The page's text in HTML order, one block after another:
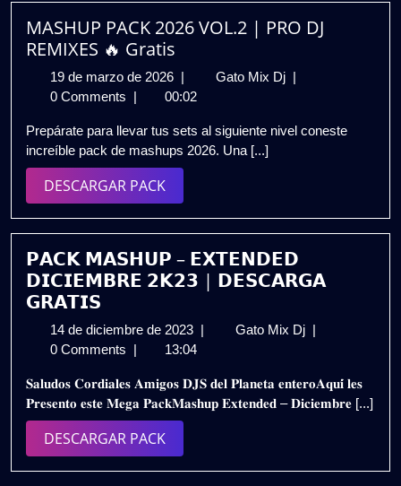
Gratis
MASHUP PACK 2026 VOL.2 | PRO DJ
REMIXES 🔥 Gratis
19 de marzo de 2026 19
de
de
2026
Gato Mix Dj MASHUP
VOL.2
REMIXES
🔥
Gratis
0 Comments
00:02
Prepárate para llevar tus sets al siguiente nivel coneste
increíble pack de mashups 2026. Una [...]
DESCARGAR PACKDESCARGAR
PACK
𝗣𝗔𝗖𝗞 𝗠𝗔𝗦𝗛𝗨𝗣 – 𝗘𝗫𝗧𝗘𝗡𝗗𝗘𝗗
𝗗𝗜𝗖𝗜𝗘𝗠𝗕𝗥𝗘 𝟮𝗞𝟮𝟯 | 𝗗𝗘𝗦𝗖𝗔𝗥𝗚𝗔
𝗚𝗥𝗔𝗧𝗜𝗦
14 de diciembre de 2023 14
de
de
2023
Gato Mix Dj 𝗣𝗔𝗖𝗞
𝗘𝗫𝗧𝗘𝗡𝗗𝗘𝗗
𝗗𝗜𝗖𝗜𝗘𝗠𝗕𝗥𝗘
𝗗𝗘𝗦𝗖𝗔𝗥𝗚𝗔
0 Comments
13:04
𝐒𝐚𝐥𝐮𝐝𝐨𝐬 𝐂𝐨𝐫𝐝𝐢𝐚𝐥𝐞𝐬 𝐀𝐦𝐢𝐠𝐨𝐬 𝐃𝐉𝐒 𝐝𝐞𝐥 𝐏𝐥𝐚𝐧𝐞𝐭𝐚 𝐞𝐧𝐭𝐞𝐫𝐨𝐀𝐪𝐮𝐢́ 𝐥𝐞𝐬
𝐏𝐫𝐞𝐬𝐞𝐧𝐭𝐨 𝐞𝐬𝐭𝐞 𝐌𝐞𝐠𝐚 𝐏𝐚𝐜𝐤𝐌𝐚𝐬𝐡𝐮𝐩 𝐄𝐱𝐭𝐞𝐧𝐝𝐞𝐝 – 𝐃𝐢𝐜𝐢𝐞𝐦𝐛𝐫𝐞 [...]
DESCARGAR PACKDESCARGAR
PACK